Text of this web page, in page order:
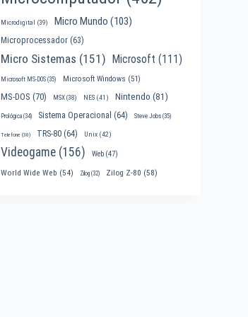
Microdigital (39) Micro Mundo (103)
Microprocessador (63)
Micro Sistemas (151) Microsoft (111)
Microsoft MS-DOS (35) Microsoft Windows (51)
MS-DOS (70) MSX(38) NES (41) Nintendo (81)
Prológica (34) Sistema Operacional (64) Steve Jobs (35)
Telefone (30) TRS-80 (64) Unix (42)
Videogame (156) Web (47)
World Wide Web (54) Zilog (32) Zilog Z-80 (58)